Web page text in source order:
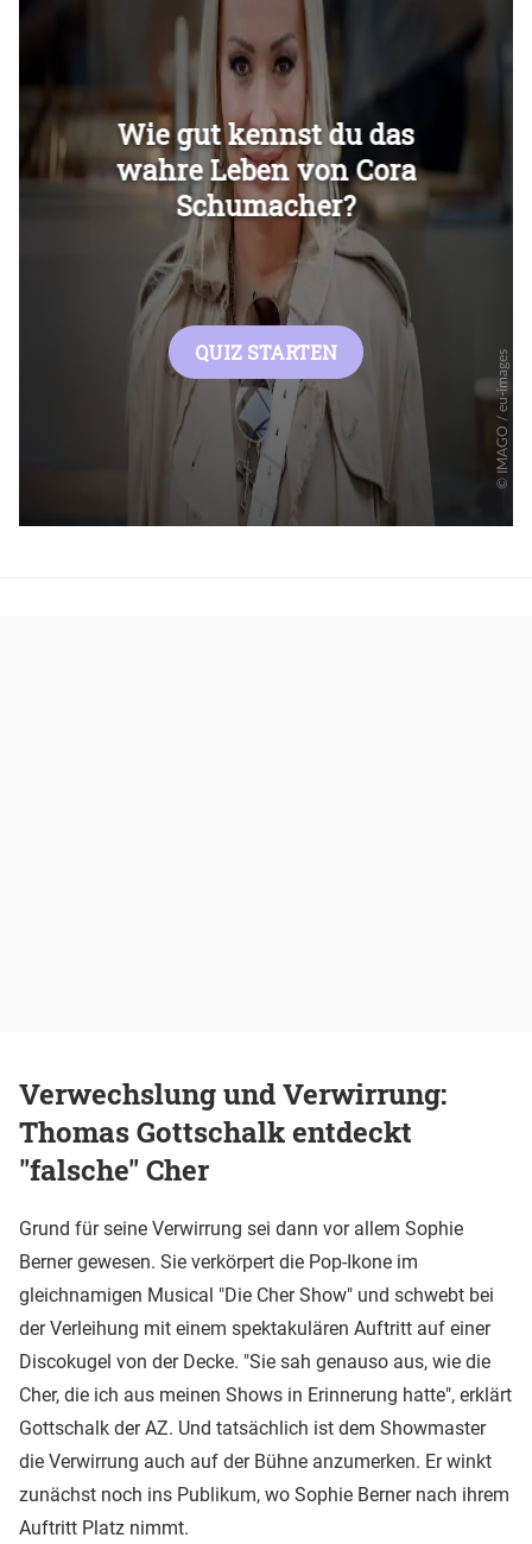
Überspringen
Verwechslung und Verwirrung:
Thomas Gottschalk entdeckt
"falsche" Cher
Grund für seine Verwirrung sei dann vor allem Sophie
Berner gewesen. Sie verkörpert die Pop-Ikone im
gleichnamigen Musical "Die Cher Show" und schwebt bei
der Verleihung mit einem spektakulären Auftritt auf einer
Discokugel von der Decke. "Sie sah genauso aus, wie die
Cher, die ich aus meinen Shows in Erinnerung hatte", erklärt
Gottschalk der AZ. Und tatsächlich ist dem Showmaster
die Verwirrung auch auf der Bühne anzumerken. Er winkt
zunächst noch ins Publikum, wo Sophie Berner nach ihrem
Auftritt Platz nimmt.